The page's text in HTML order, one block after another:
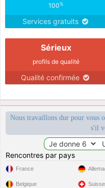
100%
Services gratuits
Sérieux
profils de qualité
Qualité confirmée
Nous travaillons dur pour vous
s'il
Rencontres par pays
France
Belgique Suisse